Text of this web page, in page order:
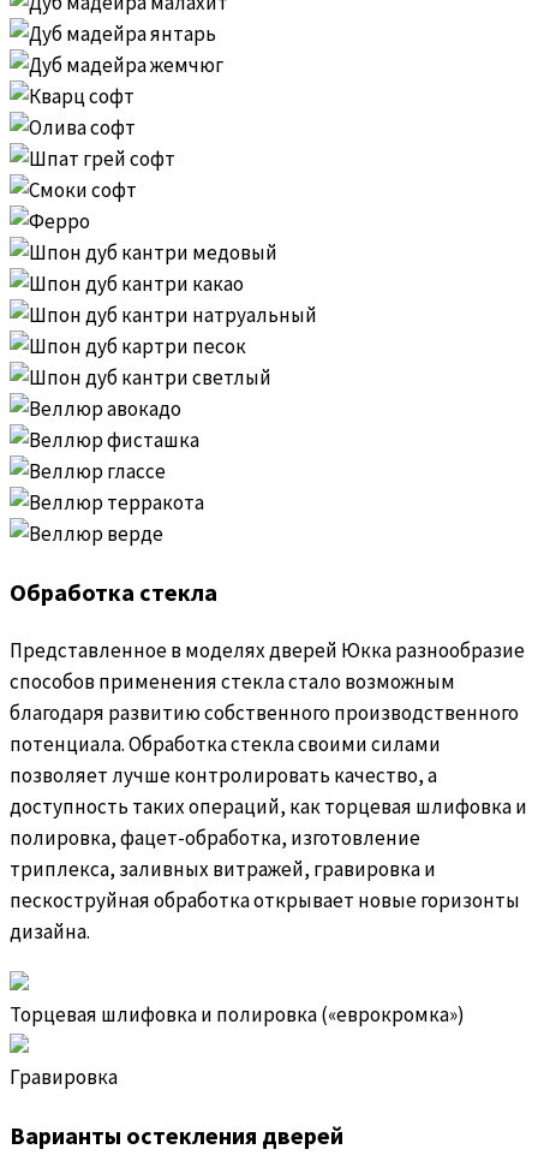
Обработка стекла
Представленное в моделях дверей Юкка разнообразие
способов применения стекла стало возможным
благодаря развитию собственного производственного
потенциала. Обработка стекла своими силами
позволяет лучше контролировать качество, а
доступность таких операций, как торцевая шлифовка и
полировка, фацет-обработка, изготовление
триплекса, заливных витражей, гравировка и
пескоструйная обработка открывает новые горизонты
дизайна.
Торцевая шлифовка и полировка («еврокромка»)
Гравировка
Варианты остекления дверей